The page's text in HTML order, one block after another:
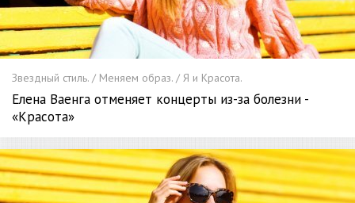
Звездный стиль. / Меняем образ. / Я и Красота.
Елена Ваенга отменяет концерты из-за болезни -
«Красота»